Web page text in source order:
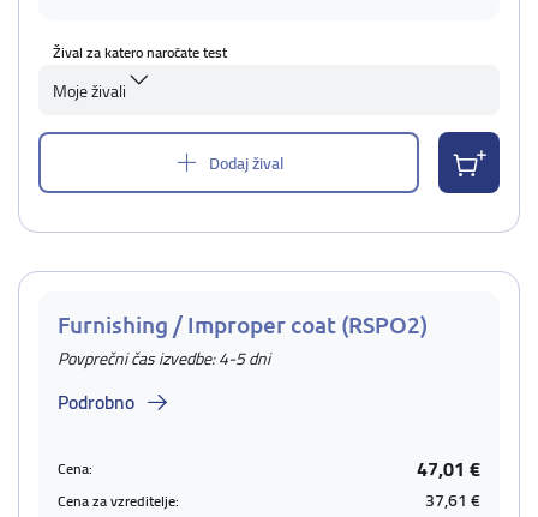
Žival za katero naročate test
Moje živali
Dodaj žival
Furnishing / Improper coat (RSPO2)
Povprečni čas izvedbe: 4-5 dni
Podrobno
Cena: 47,01 €
Cena za vzreditelje: 37,61 €